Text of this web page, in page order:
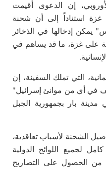
إن الدعوى أقيمت
من غزة استناداً إلى أن شحنة
يمكن إدخالها في الذخائر
على غزة، ما قد يساهم في
التي تملك السفينة، إن
في أي من موانئ إسرائيل"
بار بجمهورية الجبل
الشحنة لأسباب تعاقدية،
لجميع اللوائح الدولية
من الحصول على التصاريح